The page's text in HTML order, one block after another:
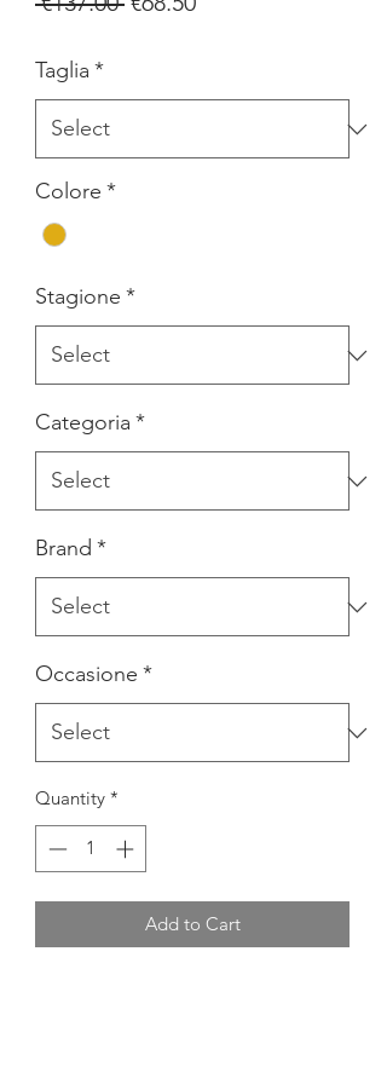
Taglia *
Colore *
Stagione *
Categoria *
Brand *
Occasione *
Quantity *
Add to Cart